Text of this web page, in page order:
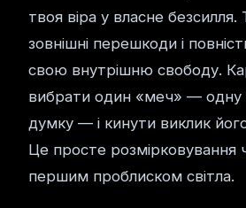
твоя віра у власне
зовнішні перешкоди і
свою внутрішню свободу.
вибрати один «меч» —
думку — і кинути виклик
Це просте розмірковування
першим проблиском світла.